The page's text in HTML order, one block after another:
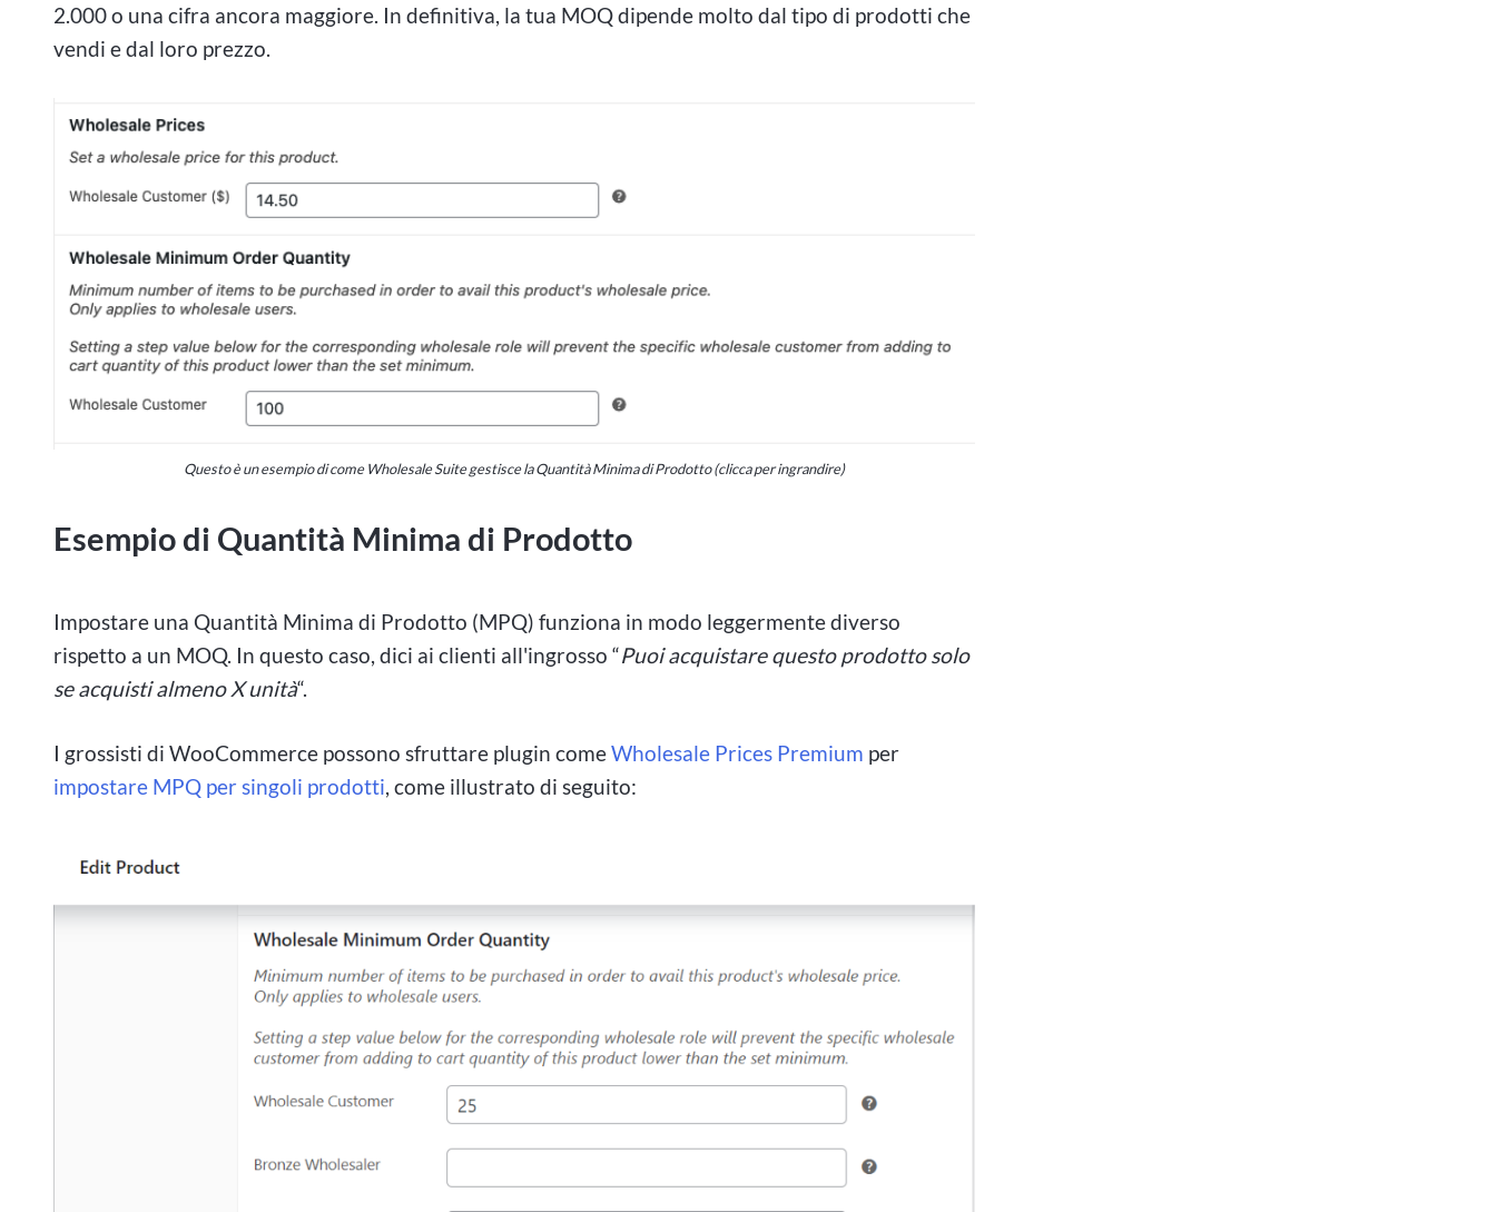
2.000 o una cifra ancora maggiore. In definitiva, la tua MOQ dipende molto dal tipo di prodotti che
vendi e dal loro prezzo.
Questo è un esempio di come Wholesale Suite gestisce la Quantità Minima di Prodotto (clicca per ingrandire)
Esempio di Quantità Minima di Prodotto
Impostare una Quantità Minima di Prodotto (MPQ) funziona in modo leggermente diverso
rispetto a un MOQ. In questo caso, dici ai clienti all'ingrosso “Puoi acquistare questo prodotto solo
se acquisti almeno X unità“.
I grossisti di WooCommerce possono sfruttare plugin comeWholesale Prices Premium per
impostare MPQ per singoli prodotti, come illustrato di seguito: